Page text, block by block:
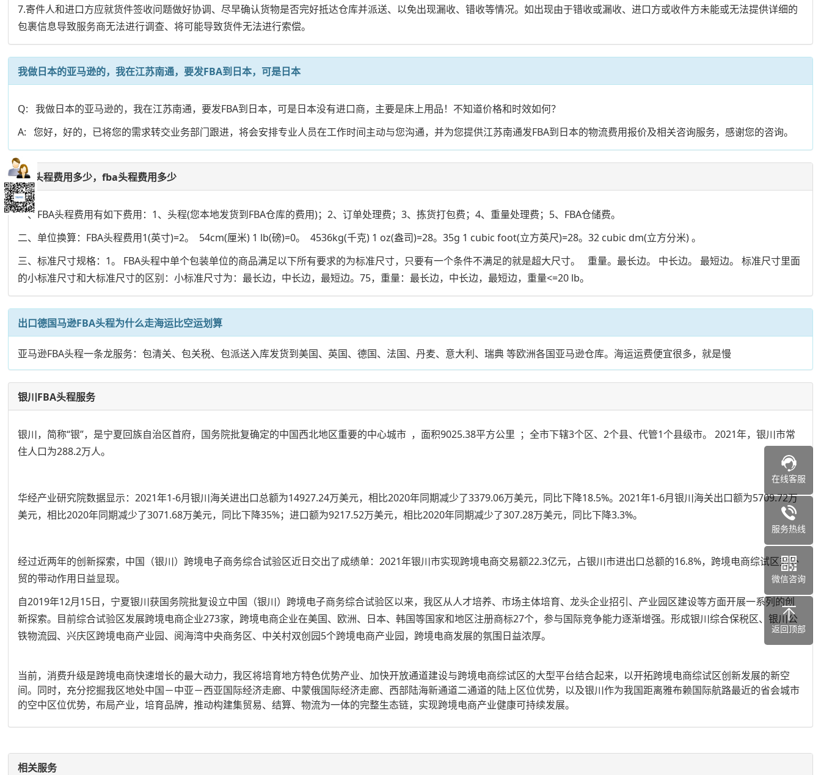
7.寄件人和进口方应就货件签收问题做好协调、尽早确认货物是否完好抵达仓库并派送、以免出现漏收、错收等情况。如出现由于错收或漏收、进口方或收件方未能或无法提供详细的
包裹信息导致服务商无法进行调查、将可能导致货件无法进行索偿。
我做日本的亚马逊的，我在江苏南通，要发FBA到日本，可是日本
Q: 我做日本的亚马逊的，我在江苏南通，要发FBA到日本，可是日本没有进口商，主要是床上用品！不知道价格和时效如何？
A: 您好，好的，已将您的需求转交业务部门跟进，将会安排专业人员在工作时间主动与您沟通，并为您提供江苏南通发FBA到日本的物流费用报价及相关咨询服务，感谢您的咨询。
fba头程费用多少，fba头程费用多少
一、FBA头程费用有如下费用：1、头程(您本地发货到FBA仓库的费用)；2、订单处理费；3、拣货打包费；4、重量处理费；5、FBA仓储费。
二、单位换算：FBA头程费用1(英寸)=2。 54cm(厘米) 1 lb(磅)=0。 4536kg(千克) 1 oz(盎司)=28。35g 1 cubic foot(立方英尺)=28。32 cubic dm(立方分米) 。
三、标准尺寸规格：1。 FBA头程中单个包装单位的商品满足以下所有要求的为标准尺寸，只要有一个条件不满足的就是超大尺寸。 重量。最长边。 中长边。 最短边。 标准尺寸里面
的小标准尺寸和大标准尺寸的区别：小标准尺寸为：最长边，中长边，最短边。75，重量：最长边，中长边，最短边，重量<=20 lb。
出口德国马逊FBA头程为什么走海运比空运划算
亚马逊FBA头程一条龙服务：包清关、包关税、包派送入库发货到美国、英国、德国、法国、丹麦、意大利、瑞典 等欧洲各国亚马逊仓库。海运运费便宜很多，就是慢
银川FBA头程服务
银川，简称“银”，是宁夏回族自治区首府，国务院批复确定的中国西北地区重要的中心城市 ，面积9025.38平方公里 ；全市下辖3个区、2个县、代管1个县级市。 2021年，银川市常
住人口为288.2万人。
华经产业研究院数据显示：2021年1-6月银川海关进出口总额为14927.24万美元，相比2020年同期减少了3379.06万美元，同比下降18.5%。2021年1-6月银川海关出口额为5709.72万
美元，相比2020年同期减少了3071.68万美元，同比下降35%；进口额为9217.52万美元，相比2020年同期减少了307.28万美元，同比下降3.3%。
经过近两年的创新探索，中国（银川）跨境电子商务综合试验区近日交出了成绩单：2021年银川市实现跨境电商交易额22.3亿元，占银川市进出口总额的16.8%，跨境电商综试区对外
贸的带动作用日益显现。
自2019年12月15日，宁夏银川获国务院批复设立中国（银川）跨境电子商务综合试验区以来，我区从人才培养、市场主体培育、龙头企业招引、产业园区建设等方面开展一系列的创
新探索。目前综合试验区发展跨境电商企业273家，跨境电商企业在美国、欧洲、日本、韩国等国家和地区注册商标27个，参与国际竞争能力逐渐增强。形成银川综合保税区、银川公
铁物流园、兴庆区跨境电商产业园、阅海湾中央商务区、中关村双创园5个跨境电商产业园，跨境电商发展的氛围日益浓厚。
当前，消费升级是跨境电商快速增长的最大动力，我区将培育地方特色优势产业、加快开放通道建设与跨境电商综试区的大型平台结合起来，以开拓跨境电商综试区创新发展的新空
间。同时，充分挖掘我区地处中国－中亚－西亚国际经济走廊、中蒙俄国际经济走廊、西部陆海新通道二通道的陆上区位优势，以及银川作为我国距离雅布赖国际航路最近的省会城市
的空中区位优势，布局产业，培育品牌，推动构建集贸易、结算、物流为一体的完整生态链，实现跨境电商产业健康可持续发展。
相关服务
在线客服
服务热线
微信咨询
返回顶部